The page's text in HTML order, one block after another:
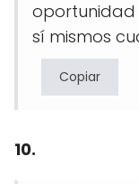
sí mismos
Copiar
10.